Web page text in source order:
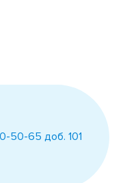
50-65 доб. 101